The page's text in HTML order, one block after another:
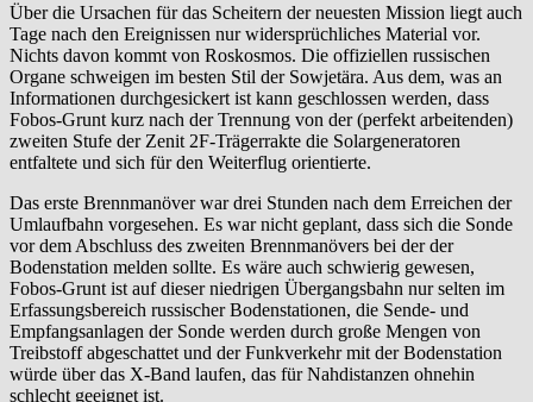
Über die Ursachen für das Scheitern der neuesten Mission liegt auch
Tage nach den Ereignissen nur widersprüchliches Material vor.
Nichts davon kommt von Roskosmos. Die offiziellen russischen
Organe schweigen im besten Stil der Sowjetära. Aus dem, was an
Informationen durchgesickert ist kann geschlossen werden, dass
Fobos-Grunt kurz nach der Trennung von der (perfekt arbeitenden)
zweiten Stufe der Zenit 2F-Trägerrakte die Solargeneratoren
entfaltete und sich für den Weiterflug orientierte.
Das erste Brennmanöver war drei Stunden nach dem Erreichen der
Umlaufbahn vorgesehen. Es war nicht geplant, dass sich die Sonde
vor dem Abschluss des zweiten Brennmanövers bei der der
Bodenstation melden sollte. Es wäre auch schwierig gewesen,
Fobos-Grunt ist auf dieser niedrigen Übergangsbahn nur selten im
Erfassungsbereich russischer Bodenstationen, die Sende- und
Empfangsanlagen der Sonde werden durch große Mengen von
Treibstoff abgeschattet und der Funkverkehr mit der Bodenstation
würde über das X-Band laufen, das für Nahdistanzen ohnehin
schlecht geeignet ist.